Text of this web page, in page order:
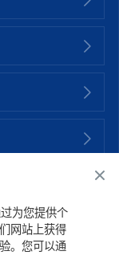
们 使用条款
为您提供个
网站上获得
。您可以通